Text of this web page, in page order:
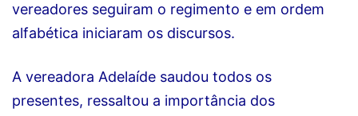
vereadores seguiram o regimento e em ordem
alfabética iniciaram os discursos.
A vereadora Adelaíde saudou todos os
presentes, ressaltou a importância dos